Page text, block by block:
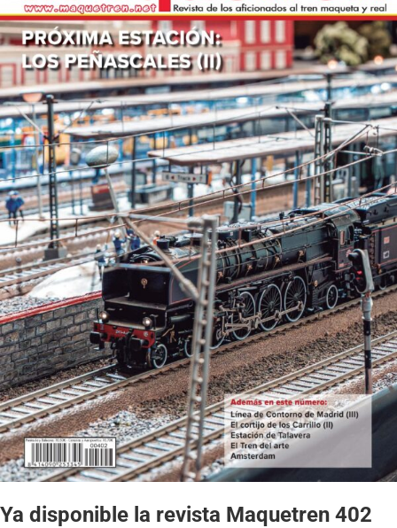
Ya disponible la revista Maquetren 402